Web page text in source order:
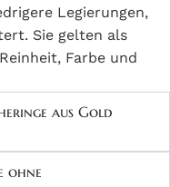
im Alltag. Die
als höhere
Variante als ersten
durch den höheren Anteil
eignen sich
Legierungen,
Sie gelten als
Farbe und
aus Gold
ohne